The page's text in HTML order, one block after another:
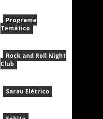
Programa
Temático
Rock and Roll Night
Club
Sarau Elétrico